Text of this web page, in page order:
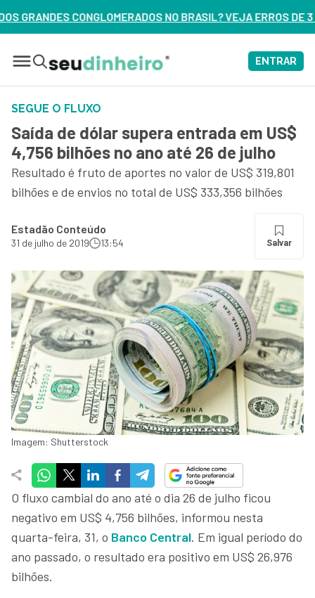
NO BRASIL? VEJA ERROS DE 3 DELES – ASSISTA AGORA
ENTRAR
SEGUE O FLUXO
Saída de dólar supera entrada em US$
4,756 bilhões no ano até 26 de julho
Resultado é fruto de aportes no valor de US$ 319,801
bilhões e de envios no total de US$ 333,356 bilhões
Estadão Conteúdo
31 de julho de 2019 13:54 Salvar
Imagem: Shutterstock
O fluxo cambial do ano até o dia 26 de julho ficou
negativo em US$ 4,756 bilhões, informou nesta
quarta-feira, 31, o Banco Central. Em igual período do
ano passado, o resultado era positivo em US$ 26,976
bilhões.